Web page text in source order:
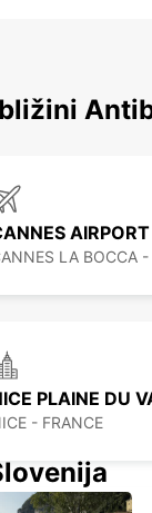
AIRPORT
LA BOCCA -
PLAINE DU
- FRANCE